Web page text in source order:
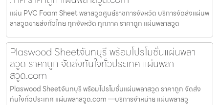
แผ่น PVC Foam Sheet พลาสวูดศูนย์ราชการจังหวัด บริการจัดส่งแผ่นพ
ลาสวูดขายส่งทั่วไทย ทุกจังหวัด ทุกภาค ราคาถูก แผ่นพลาสวูด
Plaswood Sheetจันทบุรี พร้อมโปรโมชั่นแผ่นพลา
สวูด ราคาถูก จัดส่งทันใจทั่วประเทศ แผ่นพลา
สวูด.com
Plaswood Sheetจันทบุรี พร้อมโปรโมชั่นแผ่นพลาสวูด ราคาถูก จัดส่ง
ทันใจทั่วประเทศ แผ่นพลาสวูด.com —บริการจำหน่าย แผ่นพลาสวู